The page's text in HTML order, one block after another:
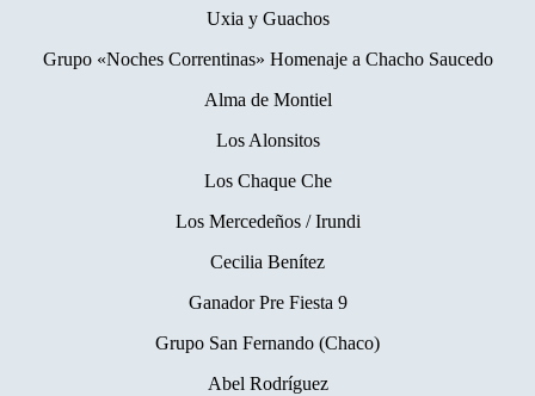
Uxia y Guachos
Grupo «Noches Correntinas» Homenaje a Chacho Saucedo
Alma de Montiel
Los Alonsitos
Los Chaque Che
Los Mercedeños / Irundi
Cecilia Benítez
Ganador Pre Fiesta 9
Grupo San Fernando (Chaco)
Abel Rodríguez